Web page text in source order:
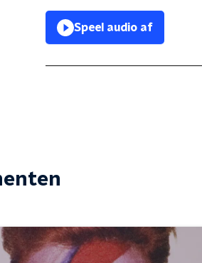
Speel audio af